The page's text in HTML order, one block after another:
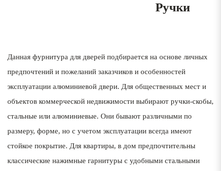
Ручки
Данная фурнитура для дверей подбирается на основе личных
предпочтений и пожеланий заказчиков и особенностей
эксплуатации алюминиевой двери. Для общественных мест и
объектов коммерческой недвижимости выбирают ручки-скобы,
стальные или алюминиевые. Они бывают различными по
размеру, форме, но с учетом эксплуатации всегда имеют
стойкое покрытие. Для квартиры, в дом предпочтительны
классические нажимные гарнитуры с удобными стальными